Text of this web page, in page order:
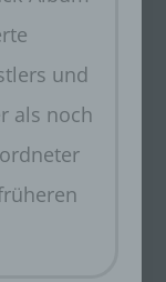
und
als noch